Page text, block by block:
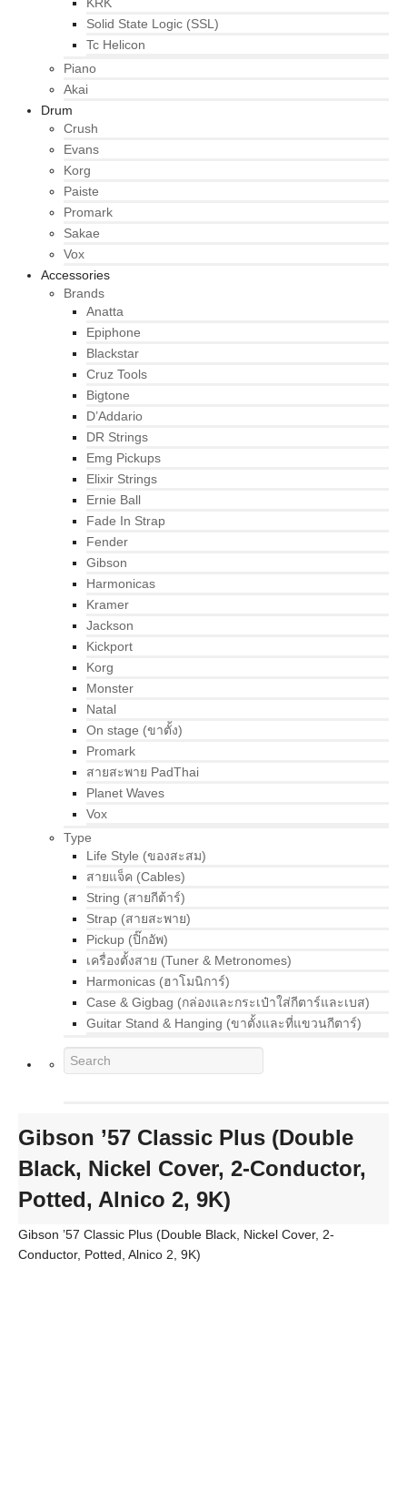
Solid State Logic (SSL)
Tc Helicon
Piano
Akai
Drum
Crush
Evans
Korg
Paiste
Promark
Sakae
Vox
Accessories
Brands
Anatta
Epiphone
Blackstar
Cruz Tools
Bigtone
D’Addario
DR Strings
Emg Pickups
Elixir Strings
Ernie Ball
Fade In Strap
Fender
Gibson
Harmonicas
Kramer
Jackson
Kickport
Korg
Monster
Natal
On stage (ขาตั้ง)
Promark
สายสะพาย PadThai
Planet Waves
Vox
Type
Life Style (ของสะสม)
สายแจ็ค (Cables)
String (สายกีต้าร์)
Strap (สายสะพาย)
Pickup (ปิ๊กอัพ)
เครื่องตั้งสาย (Tuner & Metronomes)
Harmonicas (ฮาโมนิการ์)
Case & Gigbag (กล่องและกระเป๋าใส่กีตาร์และเบส)
Guitar Stand & Hanging (ขาตั้งและที่แขวนกีตาร์)
Gibson ’57 Classic Plus (Double
Black, Nickel Cover, 2-Conductor,
Potted, Alnico 2, 9K)
Gibson ’57 Classic Plus (Double Black, Nickel Cover, 2-
Conductor, Potted, Alnico 2, 9K)